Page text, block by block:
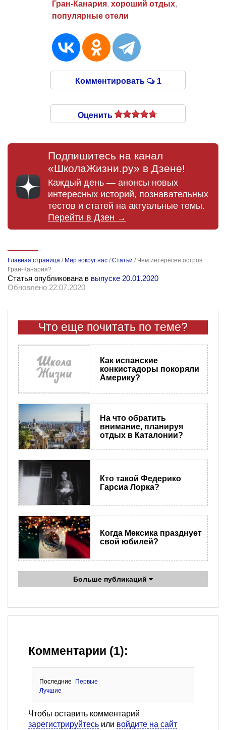
Гран-Канария, хороший отдых,
популярные отели
Комментировать 1
Оценить
Подпишитесь на канал
«ШколаЖизни.ру» в Дзене!
Каждый день — анонсы новых
интересных историй, познавательных
тестов и статей на актуальные темы.
Перейти в Дзен →
Главная страница / Мир вокруг нас /Статьи / Чем интересен остров
Гран-Канария?
Статья опубликована в выпуске 20.01.2020
Обновлено 22.07.2020
Что еще почитать по теме?
Как испанские
конкистадоры покоряли
Америку?
На что обратить
внимание, планируя
отдых в Каталонии?
Кто такой Федерико
Гарсиа Лорка?
Когда Мексика празднует
свой юбилей?
Больше публикаций
Комментарии (1):
Последние
Первые
Лучшие
Чтобы оставить комментарий
зарегистрируйтесь или войдите на сайт